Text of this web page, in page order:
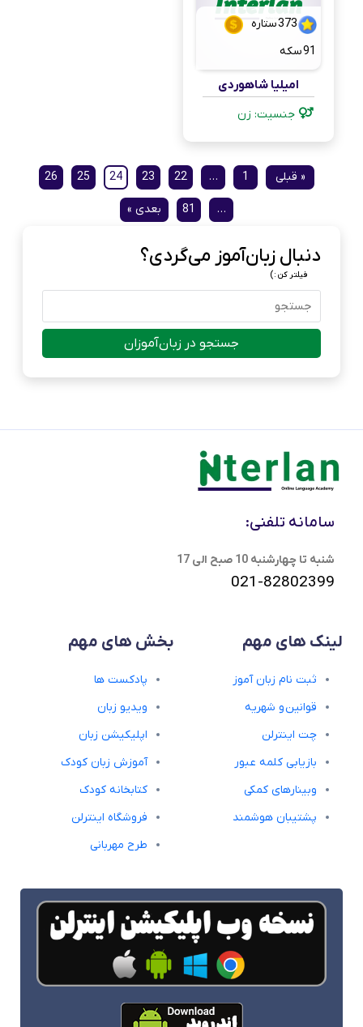
دنبال زبان‌آموز می‌گردی؟
فیلتر کن :)
جستجو در زبان‌آموزان
373ستاره
91سکه
امیلیا شاهوردی
جنسیت: زن
« قبلی 1
…
22
23
24
25
26
…
81 بعدی »
سامانه تلفنی:
شنبه تا چهارشنبه 10 صبح الی 17
021-82802399
لینک های مهم
ثبت نام زبان آموز
قوانین و شهریه
چت اینترلن
بازیابی کلمه عبور
وبینارهای کمکی
پشتیبان هوشمند
بخش های مهم
پادکست ها
ویدیو زبان
اپلیکیشن زبان
آموزش زبان کودک
کتابخانه کودک
فروشگاه اینترلن
طرح مهربانی